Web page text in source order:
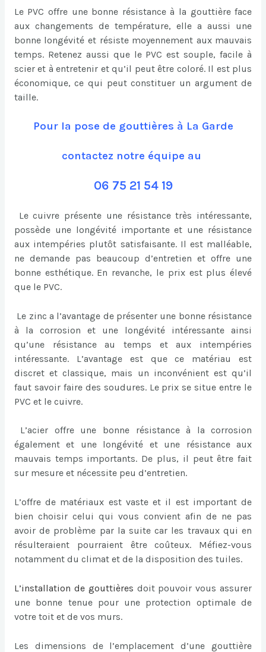
Le PVC offre une bonne résistance à la gouttière face
aux changements de température, elle a aussi une
bonne longévité et résiste moyennement aux mauvais
temps. Retenez aussi que le PVC est souple, facile à
scier et à entretenir et qu’il peut être coloré. Il est plus
économique, ce qui peut constituer un argument de
taille.
Pour la pose de gouttières à La Garde
contactez notre équipe au
06 75 21 54 19
Le cuivre présente une résistance très intéressante,
possède une longévité importante et une résistance
aux intempéries plutôt satisfaisante. Il est malléable,
ne demande pas beaucoup d’entretien et offre une
bonne esthétique. En revanche, le prix est plus élevé
que le PVC.
Le zinc a l’avantage de présenter une bonne résistance
à la corrosion et une longévité intéressante ainsi
qu’une résistance au temps et aux intempéries
intéressante. L’avantage est que ce matériau est
discret et classique, mais un inconvénient est qu’il
faut savoir faire des soudures. Le prix se situe entre le
PVC et le cuivre.
L’acier offre une bonne résistance à la corrosion
également et une longévité et une résistance aux
mauvais temps importants. De plus, il peut être fait
sur mesure et nécessite peu d’entretien.
L’offre de matériaux est vaste et il est important de
bien choisir celui qui vous convient afin de ne pas
avoir de problème par la suite car les travaux qui en
résulteraient pourraient être coûteux. Méfiez-vous
notamment du climat et de la disposition des tuiles.
L’installation de gouttières doit pouvoir vous assurer
une bonne tenue pour une protection optimale de
votre toit et de vos murs.
Les dimensions de l’emplacement d’une gouttière